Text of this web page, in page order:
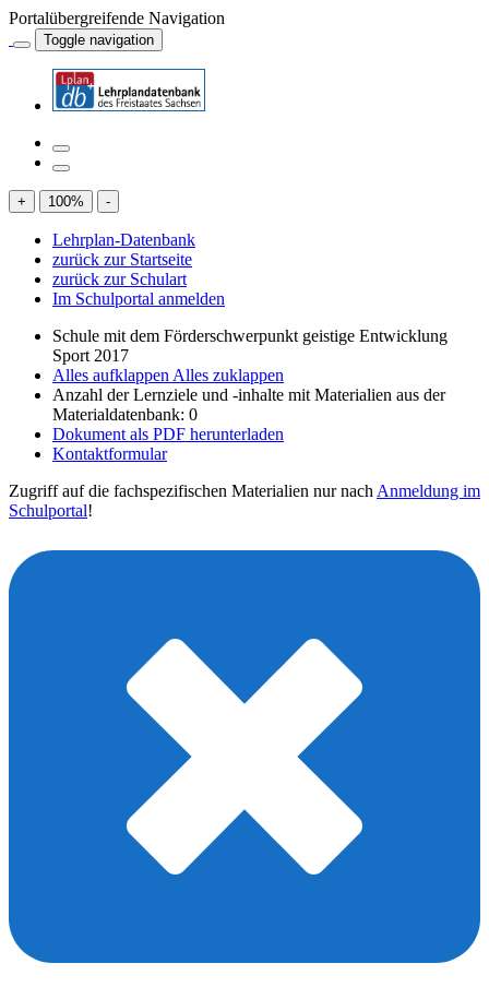
Portalübergreifende Navigation
Toggle navigation
+ 100% -
Lehrplan-Datenbank
zurück zur Startseite
zurück zur Schulart
Im Schulportal anmelden
Schule mit dem Förderschwerpunkt geistige Entwicklung
Sport 2017
Alles aufklappen Alles zuklappen
Anzahl der Lernziele und -inhalte mit Materialien aus der
Materialdatenbank: 0
Dokument als PDF herunterladen
Kontaktformular
Zugriff auf die fachspezifischen Materialien nur nach Anmeldung im
Schulportal!